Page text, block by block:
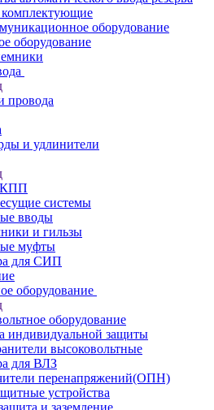
оборудование
оборудование
провода
и удлинители
КПП
системы
вводы
и гильзы
муфты
для СИП
оборудование
оборудование
индивидуальной защиты
высоковольтные
для ВЛЗ
перенапряжений(ОПН)
устройства
и заземление